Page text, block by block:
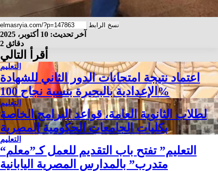
نسخ الرابط
آخر تحديث: 10 أكتوبر، 2025
2 دقائق
أقرأ التالي
التعليم
اعتماد نتيجة امتحانات الدور الثاني للشهادة
الإعدادية بالبحيرة بنسبة نجاح 100%
التعليم
لطلاب الثانوية العامة، قواعد البرامج الخاصة
بكليات الجامعات الحكومية المصرية
التعليم
“التعليم” تفتح باب التقديم للعمل كـ”معلم
متدرب” بالمدارس المصرية اليابانية